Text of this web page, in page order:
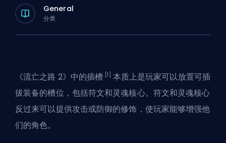
General
分类
《流亡之路 2》中的插槽 [1]
本质上是玩家可以放置可插
拔装备的槽位，包括符文和灵魂核心。符文和灵魂核心
反过来可以提供攻击或防御的修饰，使玩家能够增强他
们的角色。